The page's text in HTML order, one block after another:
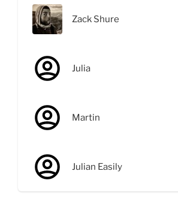
Zack Shure
Julia
Martin
Julian Easily